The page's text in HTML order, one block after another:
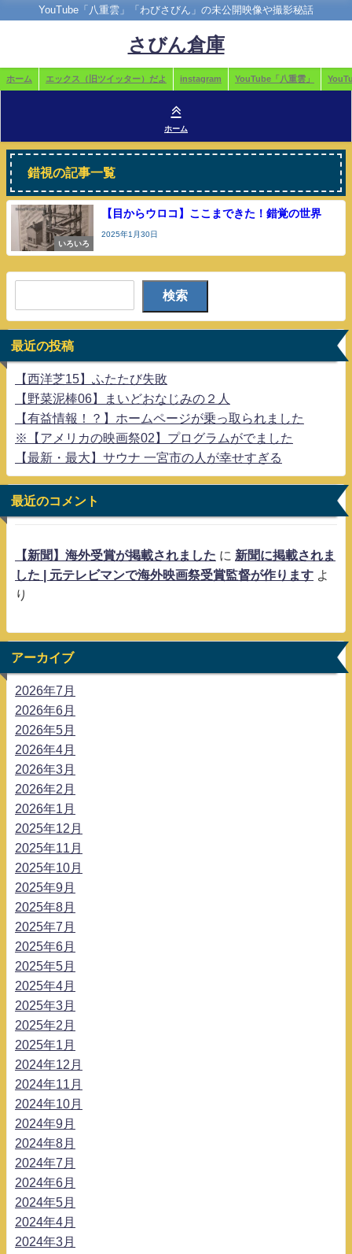
YouTube「八重雲」「わびさびん」の未公開映像や撮影秘話
さびん倉庫
ホーム エックス（旧ツイッター）だよ instagram YouTube「八重雲」
ホーム
錯視の記事一覧
いろいろ
【目からウロコ】ここまできた！錯覚の世界
2025年1月30日
検索
最近の投稿
【西洋芝15】ふたたび失敗
【野菜泥棒06】まいどおなじみの２人
【有益情報！？】ホームページが乗っ取られました
※【アメリカの映画祭02】プログラムがでました
【最新・最大】サウナ 一宮市の人が幸せすぎる
最近のコメント
【新聞】海外受賞が掲載されました に 新聞に掲載されま
した | 元テレビマンで海外映画祭受賞監督が作ります よ
り
アーカイブ
2026年7月
2026年6月
2026年5月
2026年4月
2026年3月
2026年2月
2026年1月
2025年12月
2025年11月
2025年10月
2025年9月
2025年8月
2025年7月
2025年6月
2025年5月
2025年4月
2025年3月
2025年2月
2025年1月
2024年12月
2024年11月
2024年10月
2024年9月
2024年8月
2024年7月
2024年6月
2024年5月
2024年4月
2024年3月